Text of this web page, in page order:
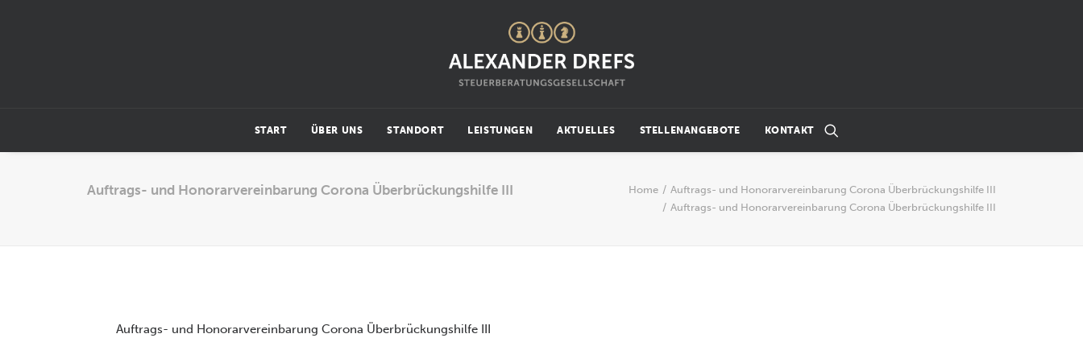
START ÜBER UNS STANDORT LEISTUNGEN AKTUELLES STELLENANGEBOTE KONTAKT
Auftrags- und Honorarvereinbarung Corona Überbrückungshilfe III Home
Auftrags- und Honorarvereinbarung Corona Überbrückungshilfe III
Auftrags- und Honorarvereinbarung Corona Überbrückungshilfe III
Auftrags- und Honorarvereinbarung Corona Überbrückungshilfe III